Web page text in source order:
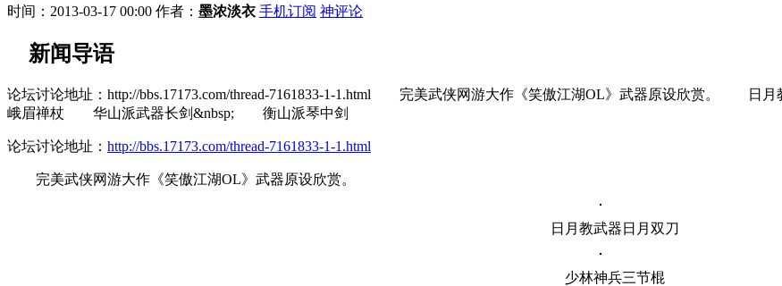
时间：2013-03-17 00:00 作者： 墨浓淡衣 手机订阅 神评论
新闻导语
论坛讨论地址：http://bbs.17173.com/thread-7161833-1-1.html 完美武侠网游大作《笑傲江湖OL》武器原设欣赏
峨眉禅杖 华山派武器长剑&nbsp; 衡山派琴中剑
论坛讨论地址： http://bbs.17173.com/thread-7161833-1-1.html
完美武侠网游大作《笑傲江湖OL》武器原设欣赏。
日月教武器日月双刀
少林神兵三节棍